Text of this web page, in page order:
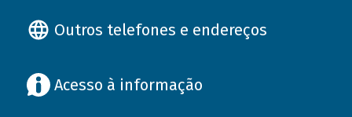
Outros telefones e endereços
Acesso à informação